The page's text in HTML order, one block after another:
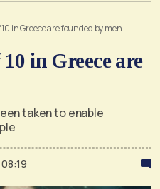
in Greece are founded by men
in Greece are
taken to enable